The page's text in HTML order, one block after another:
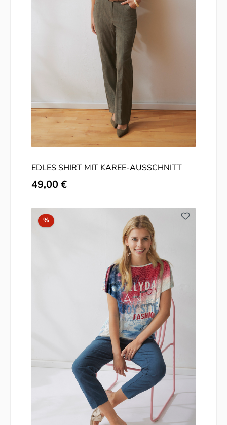
EDLES SHIRT MIT KAREE-AUSSCHNITT
Regulärer Preis:
49,00 €
%Rabatt